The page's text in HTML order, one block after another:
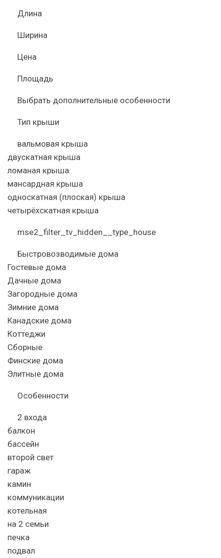
Длина
Ширина
Цена
Площадь
Выбрать дополнительные особенности
Тип крыши
вальмовая крыша
двускатная крыша
ломаная крыша
мансардная крыша
односкатная (плоская) крыша
четырёхскатная крыша
mse2_filter_tv_hidden__type_house
Быстровозводимые дома
Гостевые дома
Дачные дома
Загородные дома
Зимние дома
Канадские дома
Коттеджи
Сборные
Финские дома
Элитные дома
Особенности
2 входа
балкон
бассейн
второй свет
гараж
камин
коммуникации
котельная
на 2 семьи
печка
подвал